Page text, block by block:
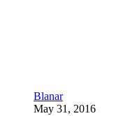
Blanar
May 31, 2016